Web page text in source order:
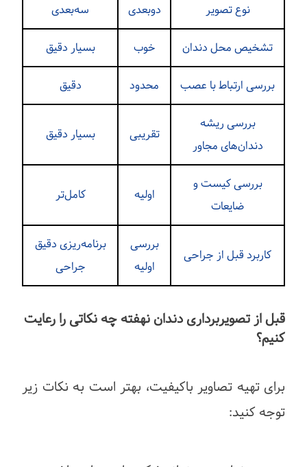
نوع تصویر دوبعدی سه‌بعدی
تشخیص محل دندان خوب بسیار دقیق
بررسی ارتباط با عصب محدود دقیق
بررسی ریشه
دندان‌های مجاور
تقریبی بسیار دقیق
بررسی کیست و
ضایعات
اولیه کامل‌تر
کاربرد قبل از جراحی
بررسی
اولیه
برنامه‌ریزی دقیق
جراحی
قبل از تصویربرداری دندان نهفته چه نکاتی را رعایت
کنیم؟
برای تهیه تصاویر باکیفیت، بهتر است به نکات زیر
توجه کنید: